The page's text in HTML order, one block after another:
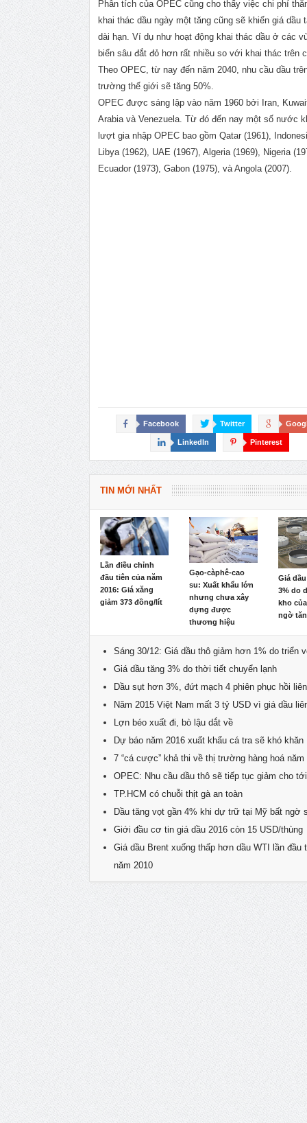
Phân tích của OPEC cũng cho thấy việc chi phí
khai thác dầu ngày một tăng cũng sẽ khiến giá dầu
dài hạn. Ví dụ như hoạt động khai thác dầu ở các
biển sâu đắt đỏ hơn rất nhiều so với khai thác trên
Theo OPEC, từ nay đến năm 2040, nhu cầu dầu
trường thế giới sẽ tăng 50%.
OPEC được sáng lập vào năm 1960 bởi Iran,
Arabia và Venezuela. Từ đó đến nay một số nước
lượt gia nhập OPEC bao gồm Qatar (1961),
Libya (1962), UAE (1967), Algeria (1969), Nigeria
Ecuador (1973), Gabon (1975), và Angola (2007).
Facebook Twitter
LinkedIn Pinterest
TIN MỚI NHẤT
Lần điều chỉnh
đầu tiên của năm
2016: Giá xăng
giảm 373 đồng/lít
Gạo-càphê-cao
su: Xuất khẩu lớn
nhưng chưa xây
dựng được
thương hiệu
Giá
3% do
kho
ngờ
Sáng 30/12: Giá dầu thô giảm hơn 1% do triển
Giá dầu tăng 3% do thời tiết chuyển lạnh
Dầu sụt hơn 3%, đứt mạch 4 phiên phục hồi
Năm 2015 Việt Nam mất 3 tỷ USD vì giá dầu
Lợn béo xuất đi, bò lậu dắt về
Dự báo năm 2016 xuất khẩu cá tra sẽ khó khăn
7 “cá cược” khả thi về thị trường hàng hoá năm
OPEC: Nhu cầu dầu thô sẽ tiếp tục giảm cho
TP.HCM có chuỗi thịt gà an toàn
Dầu tăng vọt gần 4% khi dự trữ tại Mỹ bất ngờ
Giới đầu cơ tin giá dầu 2016 còn 15 USD/thùng
Giá dầu Brent xuống thấp hơn dầu WTI lần đầu
năm 2010